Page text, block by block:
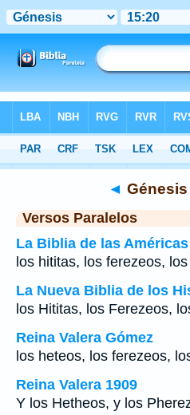
>Génesis Capítulo 15 > Verso 20
◄ Génesis
Versos Paralelos
La Biblia de las Américas
los hititas, los ferezeos,
La Nueva Biblia de los
los Hititas, los Ferezeos,
Reina Valera Gómez
los heteos, los ferezeos,
Reina Valera 1909
Y los Hetheos, y los